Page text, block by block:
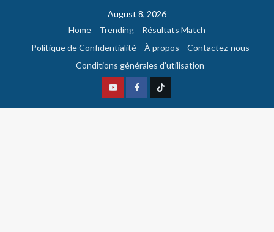
August 8, 2026
Home
Trending
Résultats Match
Politique de Confidentialité
À propos
Contactez-nous
Conditions générales d’utilisation